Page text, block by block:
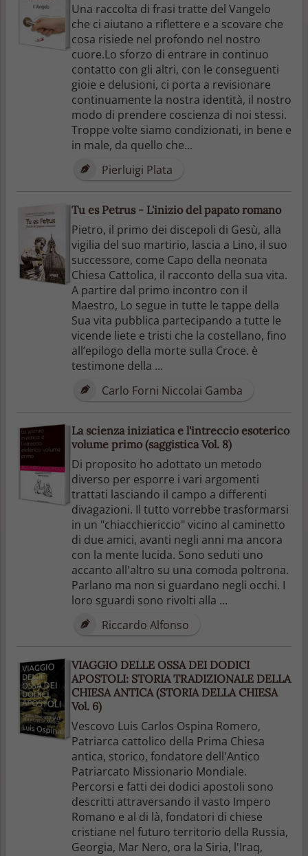
Una raccolta di frasi tratte del Vangelo
che ci aiutano a riflettere e a scovare che
cosa risiede nel profondo nel nostro
cuore.Lo sforzo di entrare in continuo
contatto con gli altri, con le conseguenti
gioie e delusioni, ci porta a revisionare
continuamente la nostra identità, il nostro
modo di prendere coscienza di noi stessi.
Troppe volte siamo condizionati, in bene e
in male, da quello che...
Pierluigi Plata
Tu es Petrus - L'inizio del papato romano
Pietro, il primo dei discepoli di Gesù, alla
vigilia del suo martirio, lascia a Lino, il suo
successore, come Capo della neonata
Chiesa Cattolica, il racconto della sua vita.
A partire dal primo incontro con il
Maestro, Lo segue in tutte le tappe della
Sua vita pubblica partecipando a tutte le
vicende liete e tristi che la costellano, fino
all’epilogo della morte sulla Croce. è
testimone della ...
Carlo Forni Niccolai Gamba
La scienza iniziatica e l'intreccio esoterico
volume primo (saggistica Vol. 8)
Di proposito ho adottato un metodo
diverso per esporre i vari argomenti
trattati lasciando il campo a differenti
divagazioni. Il tutto vorrebbe trasformarsi
in un "chiacchiericcio" vicino al caminetto
di due amici, avanti negli anni ma ancora
con la mente lucida. Sono seduti uno
accanto all'altro su una comoda poltrona.
Parlano ma non si guardano negli occhi. I
loro sguardi sono rivolti alla ...
Riccardo Alfonso
VIAGGIO DELLE OSSA DEI DODICI
APOSTOLI: STORIA TRADIZIONALE DELLA
CHIESA ANTICA (STORIA DELLA CHIESA
Vol. 6)
Vescovo Luis Carlos Ospina Romero,
Patriarca cattolico della Prima Chiesa
antica, storico, fondatore dell'Antico
Patriarcato Missionario Mondiale.
Percorsi e fatti dei dodici apostoli sono
descritti attraversando il vasto Impero
Romano e al di là, fondatori di chiese
cristiane nel futuro territorio della Russia,
Georgia, Mar Nero, ora la Siria, l'Iraq,